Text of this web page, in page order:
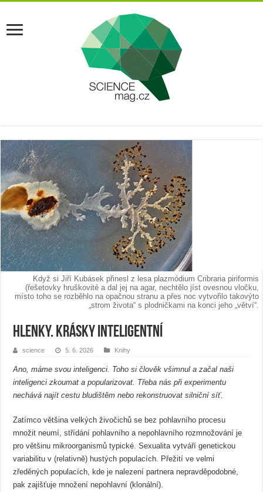
Když si Jiří Kubásek přinesl z lesa plazmódium Cribraria piriformis
(řešetovky hruškovité a dal jej na agar, nechtělo jíst ovesnou vločku,
místo toho se rozběhlo na opačnou stranu a přes noc vytvořilo takovýto
„strom života“ s plodničkami na konci jeho „větví“.
Hlenky. Krásky inteligentní
science 5. 6. 2026 Knihy
Ano, máme svou inteligenci. Toho si člověk všimnul a začal naši
inteligenci zkoumat a popularizovat. Třeba nás při experimentu
nechává najít cestu bludištěm nebo rekonstruovat silniční síť.
Zatímco většina velkých živočichů se bez pohlavního procesu
množit neumí, střídání pohlavního a nepohlavního rozmnožování je
pro většinu mikroorganismů typické. Sexualita vytváří genetickou
variabilitu v (relativně) hustých populacích. Přežití ve velmi
zředěných populacích, kde je nalezení partnera nepravděpodobné,
pak zajišťuje množení nepohlavní (klonální).